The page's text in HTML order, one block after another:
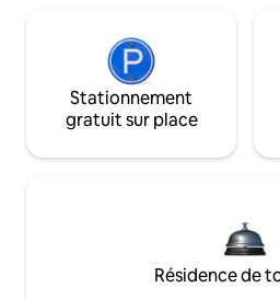
Stationnement
gratuit sur place
Résidence de